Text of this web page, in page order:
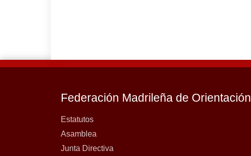
Federación Madrileña de Orientación
Estatutos
Asamblea
Junta Directiva